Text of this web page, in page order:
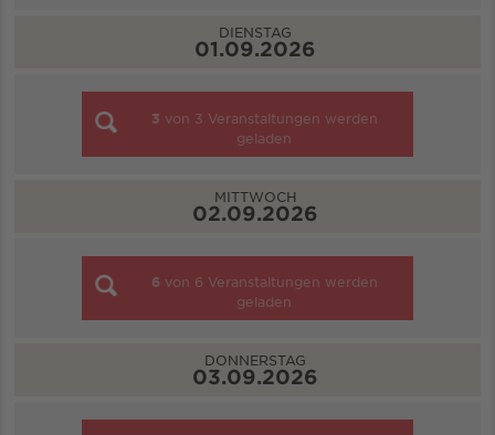
DIENSTAG
01.09.2026
3 von 3 Veranstaltungen werden
geladen
MITTWOCH
02.09.2026
6 von 6 Veranstaltungen werden
geladen
DONNERSTAG
03.09.2026